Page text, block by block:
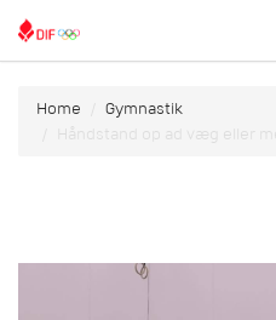
Home
Gymnastik
Håndstand op ad væg eller